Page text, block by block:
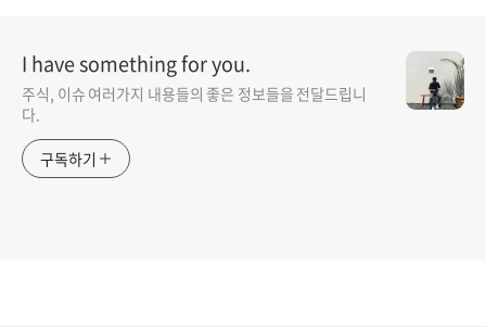
I have something for you.
주식, 이슈 여러가지 내용들의 좋은 정보들을 전달드립니
다.
구독하기